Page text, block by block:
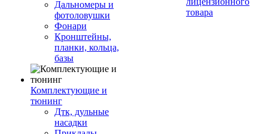
Дальномеры и
фотоловушки
Фонари
Кронштейны,
планки, кольца,
базы
Комплектующие и
тюнинг
Дтк, дульные
насадки
товара